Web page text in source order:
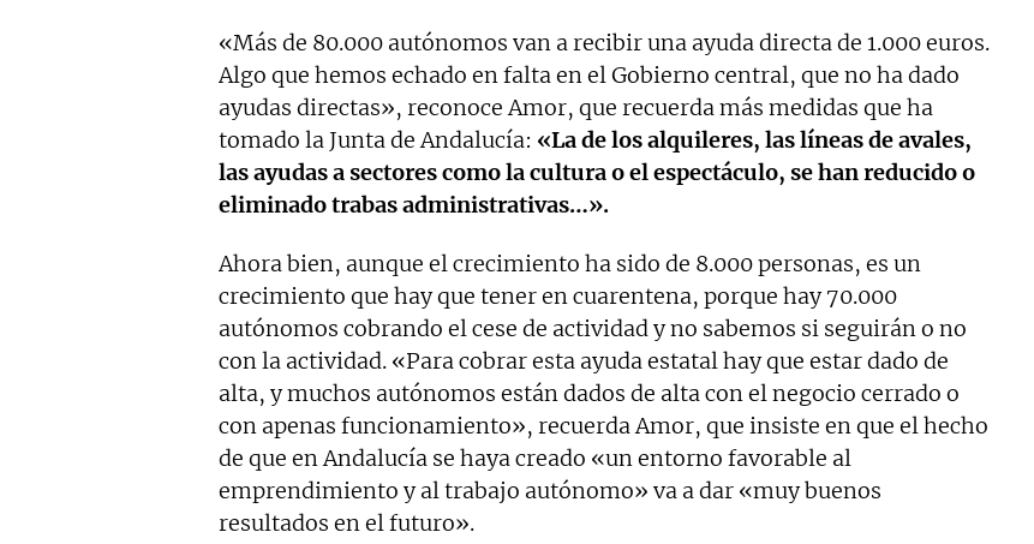
«Más de 80.000 autónomos van a recibir una ayuda directa de 1.000 euros.
Algo que hemos echado en falta en el Gobierno central, que no ha dado
ayudas directas», reconoce Amor, que recuerda más medidas que ha
tomado la Junta de Andalucía: «La de los alquileres, las líneas de avales,
las ayudas a sectores como la cultura o el espectáculo, se han reducido o
eliminado trabas administrativas…».
Ahora bien, aunque el crecimiento ha sido de 8.000 personas, es un
crecimiento que hay que tener en cuarentena, porque hay 70.000
autónomos cobrando el cese de actividad y no sabemos si seguirán o no
con la actividad. «Para cobrar esta ayuda estatal hay que estar dado de
alta, y muchos autónomos están dados de alta con el negocio cerrado o
con apenas funcionamiento», recuerda Amor, que insiste en que el hecho
de que en Andalucía se haya creado «un entorno favorable al
emprendimiento y al trabajo autónomo» va a dar «muy buenos
resultados en el futuro».